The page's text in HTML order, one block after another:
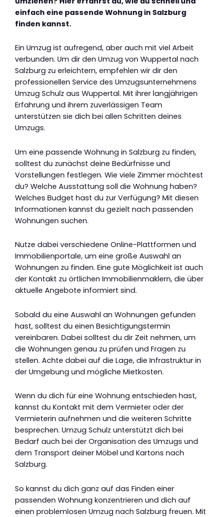
einfach eine passende Wohnung in Salzburg
finden kannst.
Ein Umzug ist aufregend, aber auch mit viel Arbeit
verbunden. Um dir den Umzug von Wuppertal nach
Salzburg zu erleichtern, empfehlen wir dir den
professionellen Service des Umzugsunternehmens
Umzug Schulz aus Wuppertal. Mit ihrer langjährigen
Erfahrung und ihrem zuverlässigen Team
unterstützen sie dich bei allen Schritten deines
Umzugs.
Um eine passende Wohnung in Salzburg zu finden,
solltest du zunächst deine Bedürfnisse und
Vorstellungen festlegen. Wie viele Zimmer möchtest
du? Welche Ausstattung soll die Wohnung haben?
Welches Budget hast du zur Verfügung? Mit diesen
Informationen kannst du gezielt nach passenden
Wohnungen suchen.
Nutze dabei verschiedene Online-Plattformen und
Immobilienportale, um eine große Auswahl an
Wohnungen zu finden. Eine gute Möglichkeit ist auch
der Kontakt zu örtlichen Immobilienmaklern, die über
aktuelle Angebote informiert sind.
Sobald du eine Auswahl an Wohnungen gefunden
hast, solltest du einen Besichtigungstermin
vereinbaren. Dabei solltest du dir Zeit nehmen, um
die Wohnungen genau zu prüfen und Fragen zu
stellen. Achte dabei auf die Lage, die Infrastruktur in
der Umgebung und mögliche Mietkosten.
Wenn du dich für eine Wohnung entschieden hast,
kannst du Kontakt mit dem Vermieter oder der
Vermieterin aufnehmen und die weiteren Schritte
besprechen. Umzug Schulz unterstützt dich bei
Bedarf auch bei der Organisation des Umzugs und
dem Transport deiner Möbel und Kartons nach
Salzburg.
So kannst du dich ganz auf das Finden einer
passenden Wohnung konzentrieren und dich auf
einen problemlosen Umzug nach Salzburg freuen. Mit